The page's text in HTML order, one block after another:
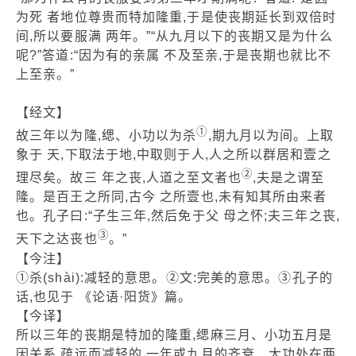
为死 者地位尊贵而特加隆重,于是使丧期延长到双倍时
间,所以要服满 两年。”“从九月以下的丧期又是为什么
呢?”答道:“因为有的亲属 不及至亲,于是丧期也就比不
上至亲。”
【经文】
故三年以为隆,缌、小功以为杀① ,期九月以为间。上取
象于 天,下取法于地,中取则于人,人之所以群居和壹之
理尽矣。故三 年之丧,人道之至文者也②,夫是之谓至
隆。是百王之所同,古今 之所壹也,未有知其所由来者
也。孔子曰:“子生三年,然后免于父 母之怀;夫三年之丧,
天下之达丧也③。”
【今注】
①杀(shài):减轻的意思。②文:完美的意思。③孔子的
话,也见于 《论语·阳货》篇。
【今译】
所以三年的丧期是特加的隆重,缌麻三月、小功五月是